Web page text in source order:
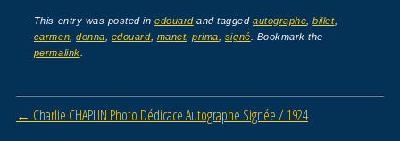
c
e
o
tt
er
ail
ta
g
This entry was posted inedouardand taggedautographe ,billet,
carmen ,donna edouard, manet,prima signé . Bookmark the
permalink
Post navigation
← Charlie CHAPLIN Photo Dédicace Autographe Signée / 1924